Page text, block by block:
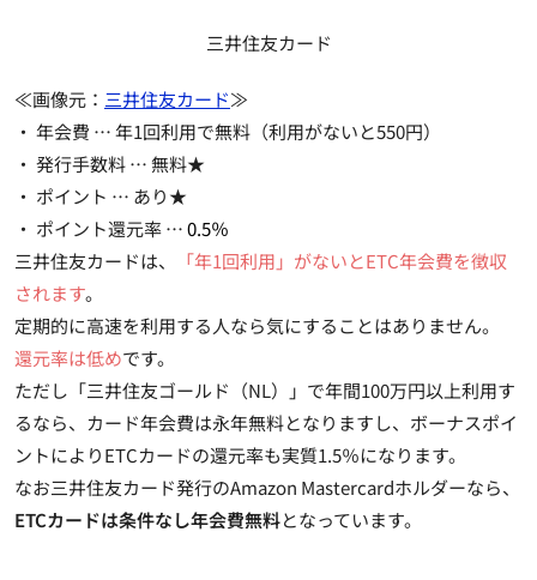
三井住友カード
≪画像元： 三井住友カード≫
・ 年会費 … 年1回利用で無料（利用がないと550円）
・ 発行手数料 …無料★
・ ポイント … あり★
・ ポイント還元率 …0.5％
三井住友カードは、
「年1回利用」がないとETC年会費を徴収
されます。
定期的に高速を利用する人なら気にすることはありません。
還元率は低めです。
ただし「三井住友ゴールド（NL）」で年間100万円以上利用す
るなら、カード年会費は永年無料となりますし、 ボーナスポイ
ントによりETCカードの還元率も実質1.5％になります。
なお三井住友カード発行のAmazon Mastercardホルダーなら、
ETCカードは条件なし年会費無料となっています。